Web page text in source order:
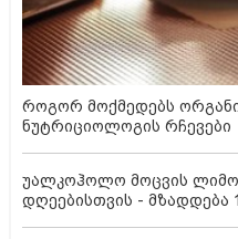
როგორ მოქმედებს
ნუტრიციოლოგის რჩევები
უალკოჰოლო მოცვის
დღეებისთვის - მზადდება